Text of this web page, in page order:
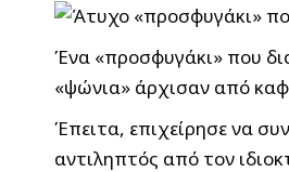
Ένα «προσφυγάκι» που
«ψώνια» άρχισαν από
Έπειτα, επιχείρησε να
αντιληπτός από τον